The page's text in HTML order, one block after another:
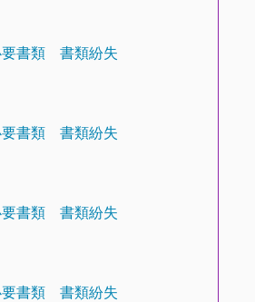
書類 書類紛失
書類 書類紛失
書類 書類紛失
書類 書類紛失